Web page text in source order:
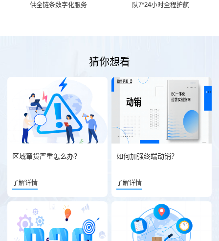
供全链条数字化服务
队7*24小时全程护航
猜你想看
区域窜货严重怎么办？
了解详情
如何加强终端动销？
了解详情